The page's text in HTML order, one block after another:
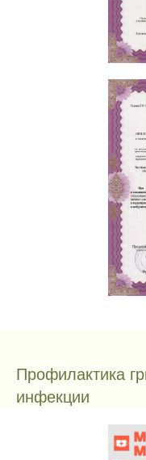
Профилактика
инфекции